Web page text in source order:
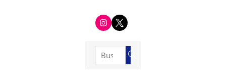
i
n
s
r
t
w
i
Buscar:
Buscar